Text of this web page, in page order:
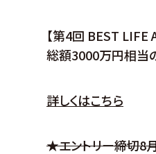
【第4回 BEST LIFE
総額3000万円相当
詳しくはこちら
★エントリー締切8